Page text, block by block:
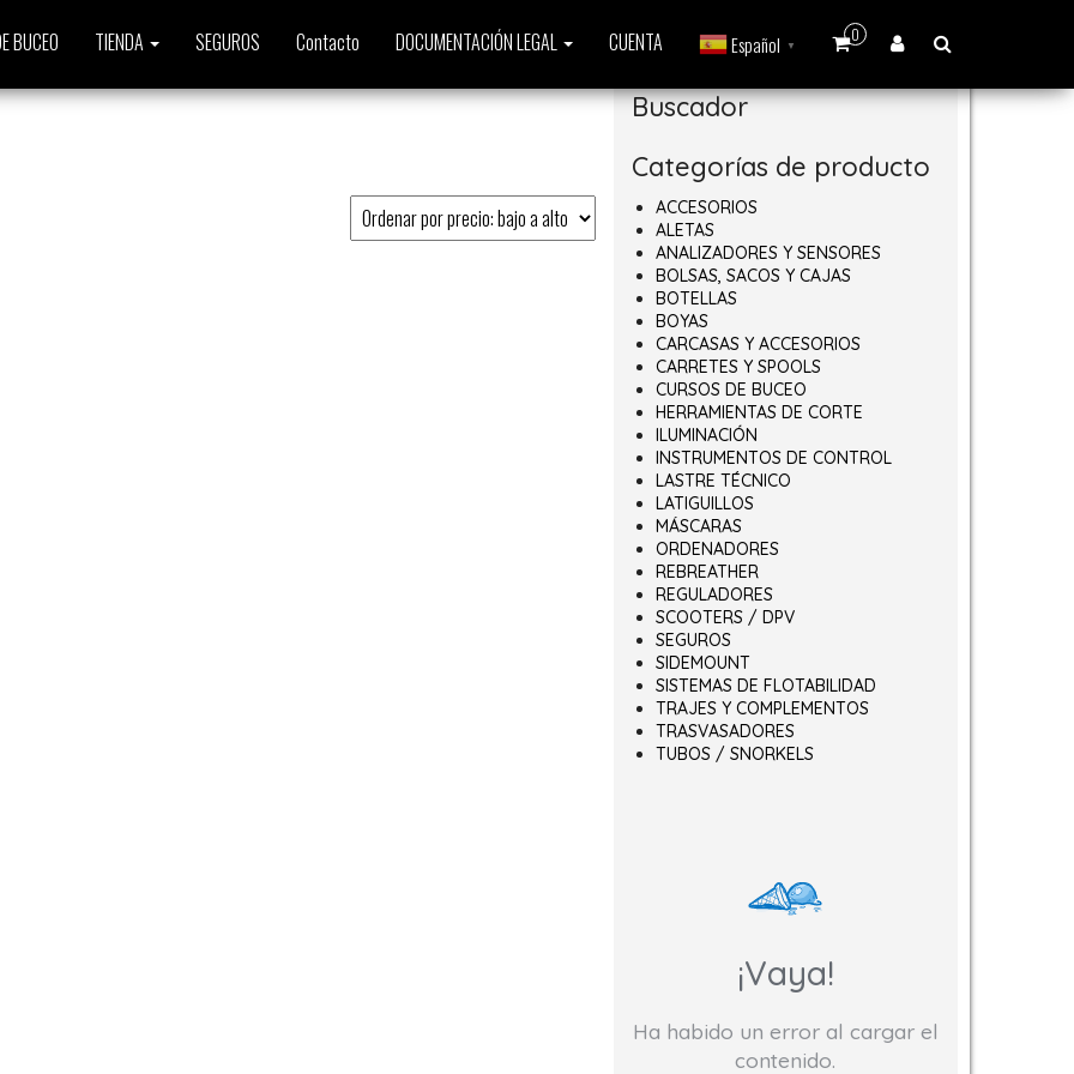
0
BUCEO TIENDA SEGUROS Contacto DOCUMENTACIÓN LEGAL CUENTA Español ▼
Buscador
Categorías de producto
ACCESORIOS
ALETAS
ANALIZADORES Y SENSORES
BOLSAS, SACOS Y CAJAS
BOTELLAS
BOYAS
CARCASAS Y ACCESORIOS
CARRETES Y SPOOLS
CURSOS DE BUCEO
HERRAMIENTAS DE CORTE
ILUMINACIÓN
INSTRUMENTOS DE CONTROL
LASTRE TÉCNICO
LATIGUILLOS
MÁSCARAS
ORDENADORES
REBREATHER
REGULADORES
SCOOTERS / DPV
SEGUROS
SIDEMOUNT
SISTEMAS DE FLOTABILIDAD
TRAJES Y COMPLEMENTOS
TRASVASADORES
TUBOS / SNORKELS
¡Vaya!
Ha habido un error al cargar el
contenido.